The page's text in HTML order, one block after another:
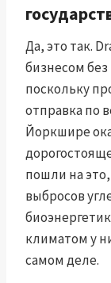
Да, это так.
бизнесом
поскольку
отправка по
Йоркшире
пошли на
выбросов
климатом у
самом деле.